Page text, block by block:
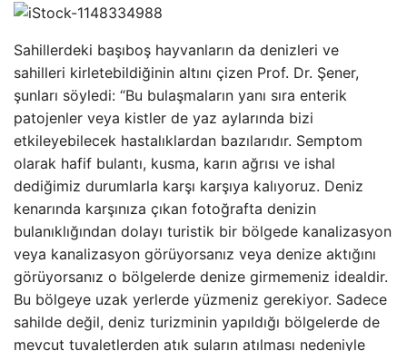
Sahillerdeki başıboş hayvanların da denizleri ve
sahilleri kirletebildiğinin altını çizen Prof. Dr. Şener,
şunları söyledi: “Bu bulaşmaların yanı sıra enterik
patojenler veya kistler de yaz aylarında bizi
etkileyebilecek hastalıklardan bazılarıdır. Semptom
olarak hafif bulantı, kusma, karın ağrısı ve ishal
dediğimiz durumlarla karşı karşıya kalıyoruz. Deniz
kenarında karşınıza çıkan fotoğrafta denizin
bulanıklığından dolayı turistik bir bölgede kanalizasyon
veya kanalizasyon görüyorsanız veya denize aktığını
görüyorsanız o bölgelerde denize girmemeniz idealdir.
Bu bölgeye uzak yerlerde yüzmeniz gerekiyor. Sadece
sahilde değil, deniz turizminin yapıldığı bölgelerde de
mevcut tuvaletlerden atık suların atılması nedeniyle